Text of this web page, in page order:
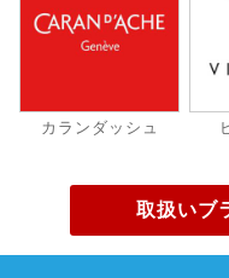
カランダッシュ
取扱いブ